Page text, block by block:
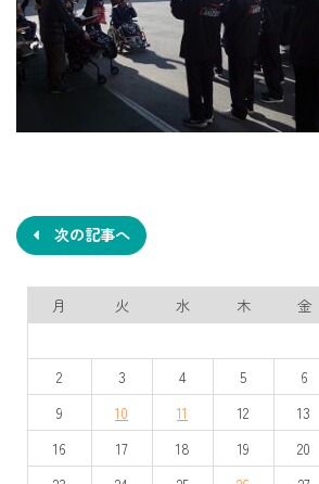
稿
ナ
ビ
ゲ
ー
シ
ョ
ン
次の記事へ
月 火 水 木 金
2
3 4 5 6
9
10 11 12 13
16
17 18 19 20